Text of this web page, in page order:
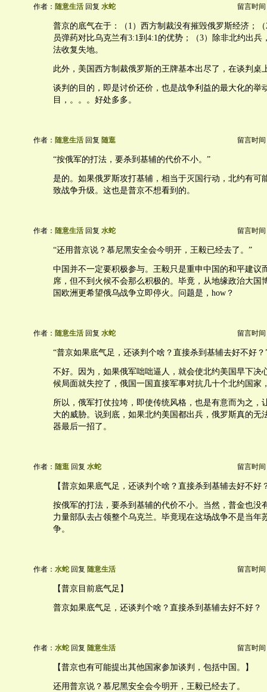
作者： 随意生活 回复 水蛇 留言时间
普京的底气在于：（1）西方制裁没有摧毁俄罗斯经济；
员弹药对比乌克兰有3:1到4:1的优势；（3）除非北约出兵
法收复失地。
此外，美国西方制裁俄罗斯的王牌基本出尽了，在谈判桌
谈判的目的，即是讨价还价，也是战争利益的最大化的举
目，。。。好处多多。
作者： 随意生活 回复 随逛 留言时间
“按俄军的打法，要杀到基辅的代价不小。”
是的。如果俄罗斯攻打基辅，相当于灭国行动，北约有可
致战争升级。这也是普京不想看到的。
作者： 随意生活 回复 水蛇 留言时间
“还用普京说？慕尼黑安全会今明开，王毅已经去了。”
中国并不一定要积极参与。王毅只是重申中国的和平建议
席，但不到火候不会那么积极的。毕竟，从地缘政治大国
国欧洲更希望俄乌战争立即停火。问题是，how？
作者： 随意生活 回复 水蛇 留言时间
“普京如果底气足，还谈判个啥？直接杀到基辅去好不好？
不好。因为，如果俄军咄咄逼人，就会使北约美国早下决
候局面就失控了，俄国一国直接军事对抗几十个北约国家
所以，俄军打仗拉垮，即使传统风格，也是有意而为之，
大的威胁。说到底，如果北约美国都出兵，俄罗斯真的无
器最后一招了。
作者： 随逛 回复 水蛇 留言时间
【普京如果底气足，还谈判个啥？直接杀到基辅去好不好
按俄军的打法，要杀到基辅的代价不小。当然，普金也没
力量部队去占领整个乌克兰。毕竟现在这场战争不是当年
争。
作者： 水蛇 回复 随意生活 留言时间
【普京目前底气足】
普京如果底气足，还谈判个啥？直接杀到基辅去好不好？
作者： 水蛇 回复 随意生活 留言时间
【普京也有可能提出其他国家参加谈判，包括中国。】
还用普京说？慕尼黑安全会今明开，王毅已经去了。